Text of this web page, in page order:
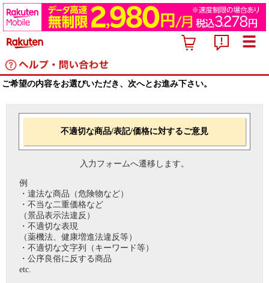
ご希望の内容をお選びいただき、次へとお進み下さい。
不適切な商品/表記/価格に対するご意見
入力フォームへ遷移します。
例
・違法な商品（危険物など）
・不当な二重価格など
（景品表示法違反）
・不適切な表現
（薬機法、健康増進法違反等）
・不適切な文字列（キーワード等）
・公序良俗に反する商品
etc.